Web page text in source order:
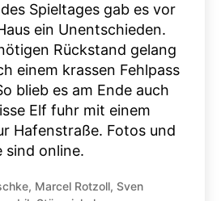
Spieltages gab es vor
ein Unentschieden.
Rückstand gelang
einem krassen Fehlpass
blieb es am Ende auch
Elf fuhr mit einem
Hafenstraße. Fotos und
sind online.
, Marcel Rotzoll, Sven